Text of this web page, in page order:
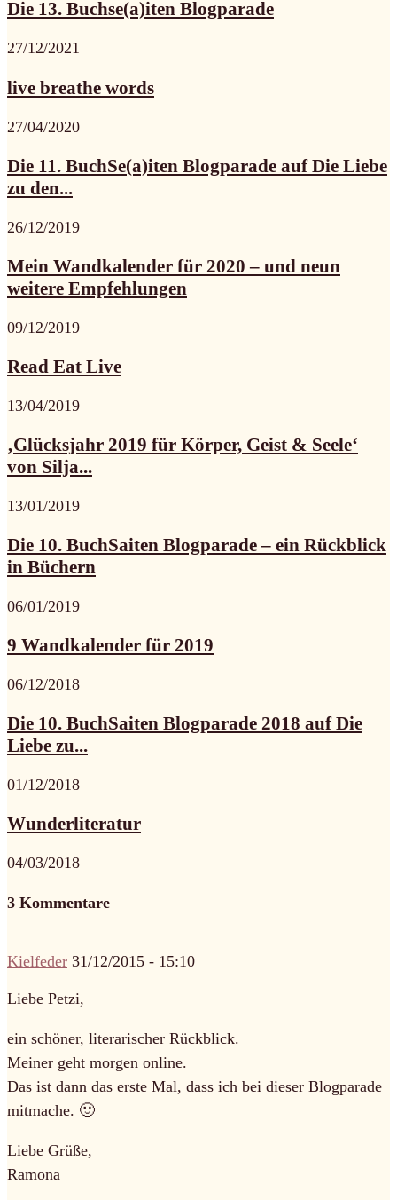
Die 13. Buchse(a)iten Blogparade
27/12/2021
live breathe words
27/04/2020
Die 11. BuchSe(a)iten Blogparade auf Die Liebe
zu den...
26/12/2019
Mein Wandkalender für 2020 – und neun
weitere Empfehlungen
09/12/2019
Read Eat Live
13/04/2019
‚Glücksjahr 2019 für Körper, Geist & Seele‘
von Silja...
13/01/2019
Die 10. BuchSaiten Blogparade – ein Rückblick
in Büchern
06/01/2019
9 Wandkalender für 2019
06/12/2018
Die 10. BuchSaiten Blogparade 2018 auf Die
Liebe zu...
01/12/2018
Wunderliteratur
04/03/2018
3 Kommentare
Kielfeder 31/12/2015 - 15:10
Liebe Petzi,
ein schöner, literarischer Rückblick.
Meiner geht morgen online.
Das ist dann das erste Mal, dass ich bei dieser Blogparade
mitmache. 🙂
Liebe Grüße,
Ramona